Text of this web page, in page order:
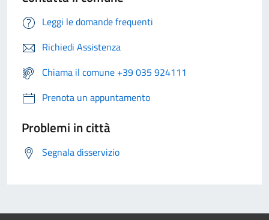
Leggi le domande frequenti
Richiedi Assistenza
Chiama il comune +39 035 924111
Prenota un appuntamento
Problemi in città
Segnala disservizio